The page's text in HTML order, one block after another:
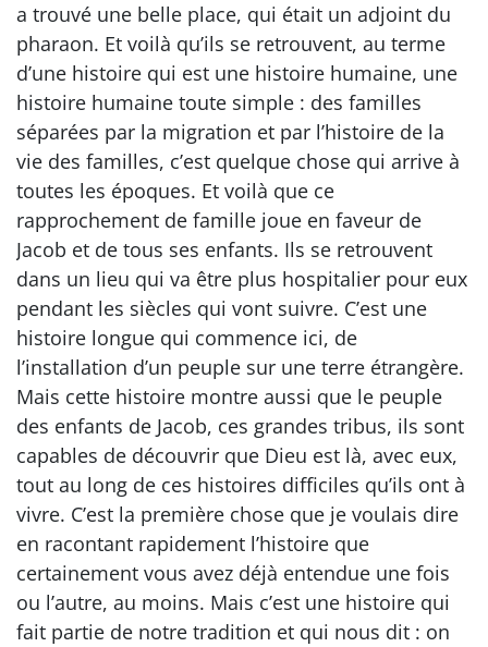
a trouvé une belle place, qui était un adjoint du
pharaon. Et voilà qu’ils se retrouvent, au terme
d’une histoire qui est une histoire humaine, une
histoire humaine toute simple : des familles
séparées par la migration et par l’histoire de la
vie des familles, c’est quelque chose qui arrive à
toutes les époques. Et voilà que ce
rapprochement de famille joue en faveur de
Jacob et de tous ses enfants. Ils se retrouvent
dans un lieu qui va être plus hospitalier pour eux
pendant les siècles qui vont suivre. C’est une
histoire longue qui commence ici, de
l’installation d’un peuple sur une terre étrangère.
Mais cette histoire montre aussi que le peuple
des enfants de Jacob, ces grandes tribus, ils sont
capables de découvrir que Dieu est là, avec eux,
tout au long de ces histoires difficiles qu’ils ont à
vivre. C’est la première chose que je voulais dire
en racontant rapidement l’histoire que
certainement vous avez déjà entendue une fois
ou l’autre, au moins. Mais c’est une histoire qui
fait partie de notre tradition et qui nous dit : on